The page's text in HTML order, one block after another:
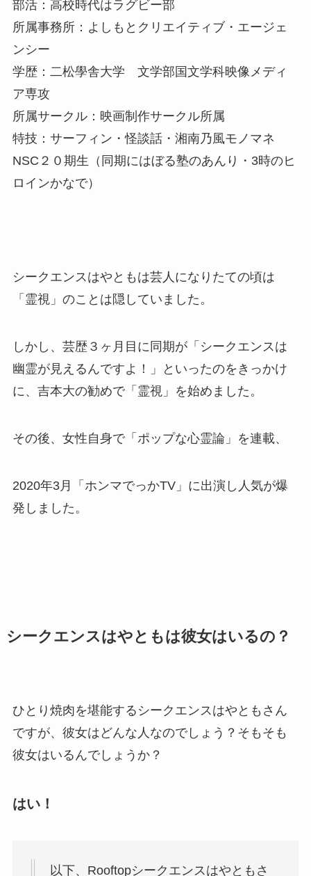
部活：高校時代はラグビー部
所属事務所：よしもとクリエイティブ・エージェ
ンシー
学歴：二松學舎大学 文学部国文学科映像メディ
ア専攻
所属サークル：映画制作サークル所属
特技：サーフィン・怪談話・湘南乃風モノマネ
NSC２０期生（同期にはぼる塾のあんり・3時のヒ
ロインかなで）
シークエンスはやともは芸人になりたての頃は
「霊視」のことは隠していました。
しかし、芸歴３ヶ月目に同期が「シークエンスは
幽霊が見えるんですよ！」といったのをきっかけ
に、吉本大の勧めで「霊視」を始めました。
その後、女性自身で「ポップな心霊論」を連載、
2020年3月「ホンマでっかTV」に出演し人気が爆
発しました。
シークエンスはやともは彼女はいるの？
ひとり焼肉を堪能するシークエンスはやともさん
ですが、彼女はどんな人なのでしょう？そもそも
彼女はいるんでしょうか？
はい！
以下、Rooftopシークエンスはやともさ